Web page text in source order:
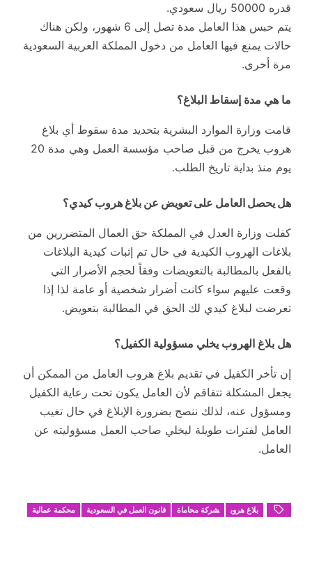
قدره 50000 ريال سعودي.
يتم حبس هذا العامل مدة تصل إلى 6 شهور، ولكن هناك
حالات يمنع فيها العامل من دخول المملكة العربية السعودية
مرة أخرى.
ما هي مدة إسقاط البلاغ؟
قامت وزارة الموارد البشرية بتحديد مدة سقوط أي بلاغ
هروب يخرج من قبل صاحب مؤسسة العمل وهي مدة 20
يوم منذ بداية تاريخ الطلب.
هل يحصل العامل على تعويض عن بلاغ هروب كيدي؟
كفلت وزارة العدل في المملكة حق العمال المتضررين من
بلاغات الهروب الكيدية في حال تم إثبات كيدية البلاغات
بالفعل بالمطالبة بالتعويضات وفقاً لحجم الأضرار التي
وقعت عليهم سواء كانت أضرار شخصية أو عامة لذا إذا
تعرضت لبلاغ كيدي لك الحق في المطالبة بتعويض.
هل بلاغ الهروب يخلي مسؤولية الكفيل؟
إن تأخر الكفيل في تقديم بلاغ هروب العامل من الممكن أن
يجعل المشكلة تتفاقم لأن العامل يكون تحت رعاية الكفيل
ومسؤول عنه، لذلك ننصح بضرورة الإبلاغ في حال تغيب
العامل لفترات طويلة ليخلي صاحب العمل مسؤوليته عن
العامل.
بلاغ هروب شركة محاماة قانون العمل في السعودية محكمة عمالية